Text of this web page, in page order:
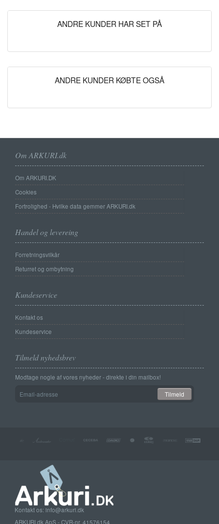
ANDRE KUNDER HAR SET PÅ
ANDRE KUNDER KØBTE OGSÅ
Om ARKURI.dk
Om ARKURI.DK
Cookies
Fortrolighed - Hvilke data gemmer ARKURI.dk
Handel og levereing
Forretningsvilkår
Returret og ombytning
Kundeservice
Kontakt os
Kundeservice
Tilmeld nyhedsbrev
Modtage nogle af vores nyheder - direkte i din mailbox!
adresse
Tilmeld
Kontakt os: info@arkuri.dk
ARKURI.dk ApS - CVR-nr. 41576154